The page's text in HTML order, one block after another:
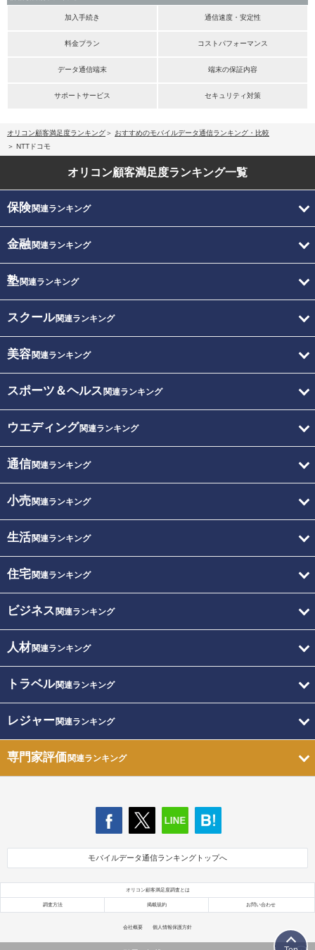
加入手続き 通信速度・安定性
料金プラン コストパフォーマンス
データ通信端末 端末の保証内容
サポートサービス セキュリティ対策
オリコン顧客満足度ランキング
おすすめのモバイルデータ通信ランキング・比較
NTTドコモ
オリコン顧客満足度ランキング一覧
保険関連ランキング
金融関連ランキング
塾関連ランキング
スクール関連ランキング
美容関連ランキング
スポーツ＆ヘルス 関連ランキング
ウエディング関連ランキング
通信関連ランキング
小売関連ランキング
生活関連ランキング
住宅関連ランキング
ビジネス 関連ランキング
人材関連ランキング
トラベル関連ランキング
レジャー関連ランキング
専門家評価関連ランキング
モバイルデータ通信ランキングトップへ
オリコン顧客満足度調査とは
調査方法 掲載規約 お問い合わせ
会社概要 個人情報保護方針